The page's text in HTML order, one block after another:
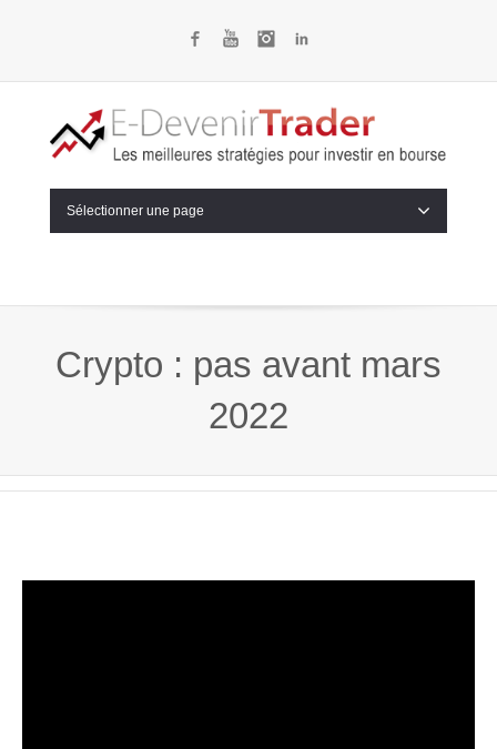
FacebookYouTubeInstagram
Sélectionner une page
Crypto : pas avant mars
2022